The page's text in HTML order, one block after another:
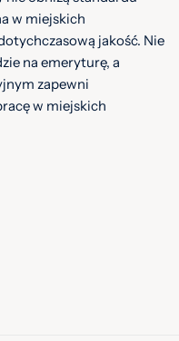
w miejskich
jakość. Nie
na emeryturę, a
zapewni
w miejskich